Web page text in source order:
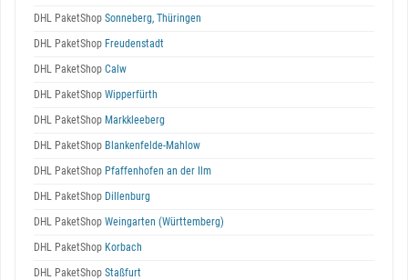
DHL PaketShop Sonneberg, Thüringen
DHL PaketShop Freudenstadt
DHL PaketShop Calw
DHL PaketShop Wipperfürth
DHL PaketShop Markkleeberg
DHL PaketShop Blankenfelde-Mahlow
DHL PaketShop Pfaffenhofen an der Ilm
DHL PaketShop Dillenburg
DHL PaketShop Weingarten (Württemberg)
DHL PaketShop Korbach
DHL PaketShop Staßfurt